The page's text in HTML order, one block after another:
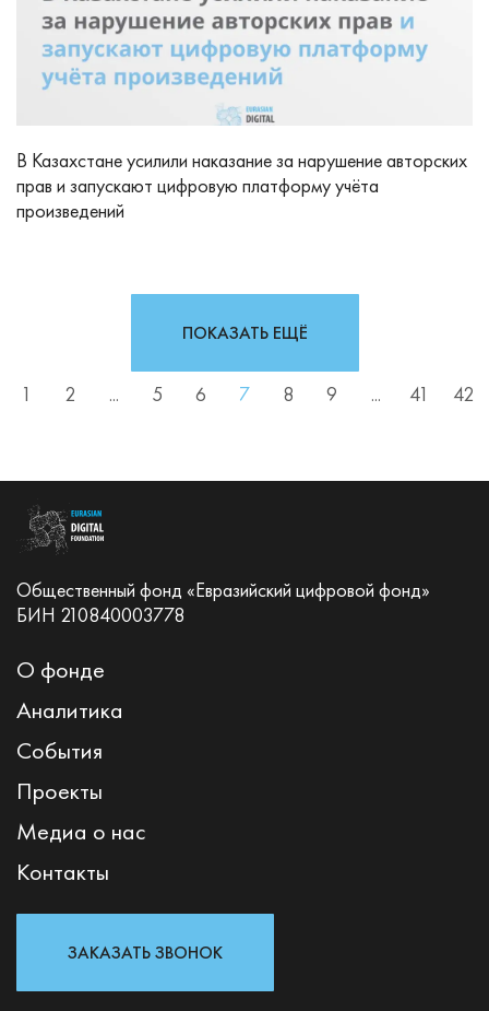
В Казахстане усилили наказание за нарушение авторских
прав и запускают цифровую платформу учёта
произведений
1 2 ... 5 6 7 8 9 ... 41 42
ПОКАЗАТЬ ЕЩЁ
Общественный фонд «Евразийский цифровой фонд»
БИН 210840003778
О фонде
Аналитика
События
Проекты
Медиа о нас
Контакты
ЗАКАЗАТЬ ЗВОНОК